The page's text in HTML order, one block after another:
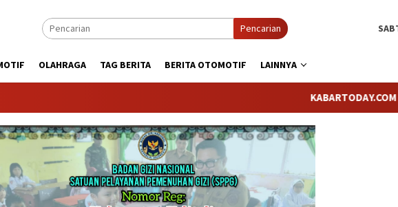
Pencarian
OLAHRAGA TAG BERITA BERITA OTOMOTIF LAINNYA
KABARTODAY.COM